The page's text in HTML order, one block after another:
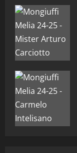
5